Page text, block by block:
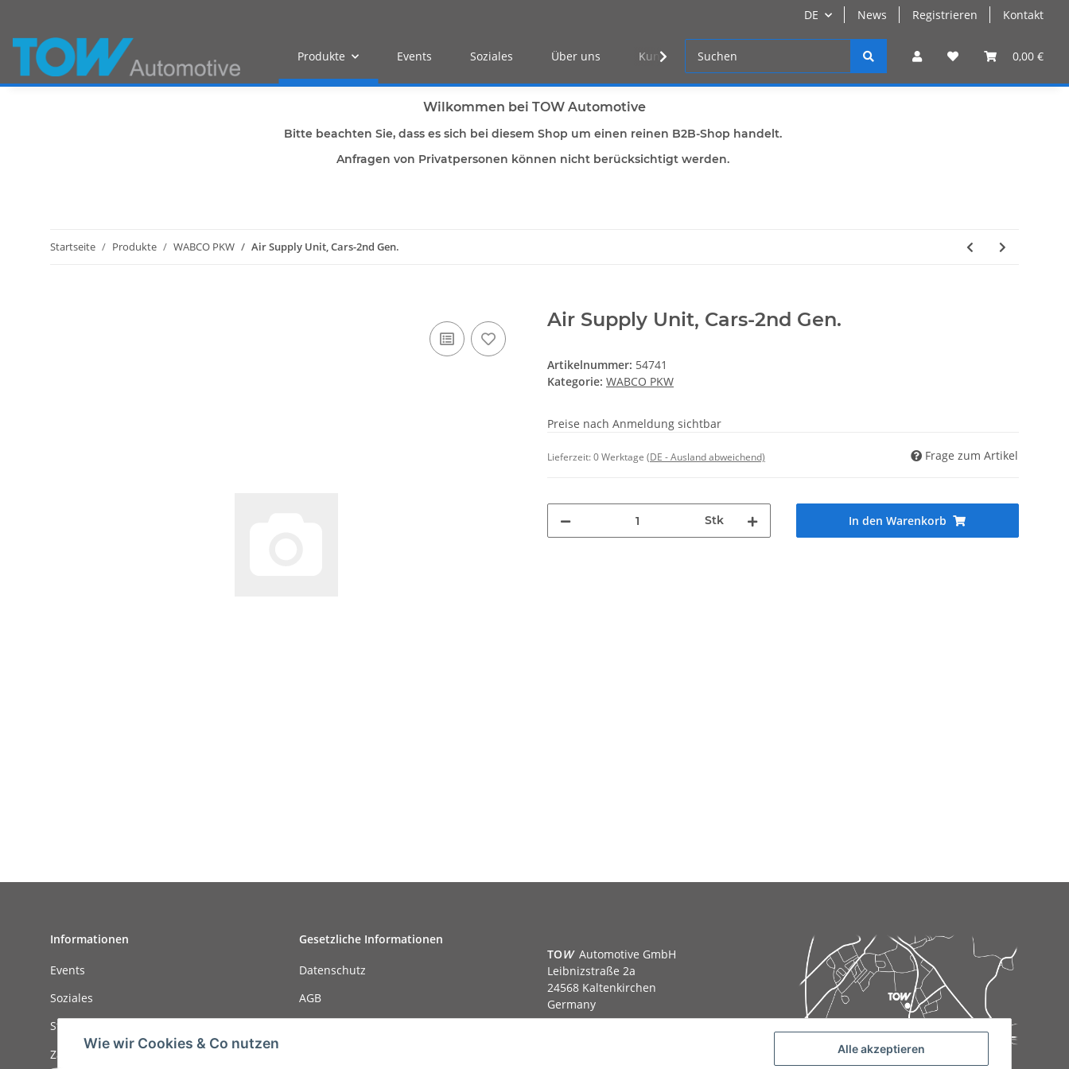
DE News Registrieren Kontakt
0,00 €
Produkte Events Soziales Über uns Kunden Log-in
Wilkommen bei TOW Automotive
Bitte beachten Sie, dass es sich bei diesem Shop um einen reinen B2B-Shop handelt.
Anfragen von Privatpersonen können nicht berücksichtigt werden.
Startseite Produkte WABCO PKW Air Supply Unit, Cars-2nd Gen.
Air Supply Unit, Cars-2nd Gen.
Artikelnummer: 54741
Kategorie: WABCO PKW
Preise nach Anmeldung sichtbar
Lieferzeit:0 Werktage (DE - Ausland abweichend) Frage zum Artikel
Stk In den Warenkorb
Informationen
Events
Soziales
Stellenanzeigen
Zahlungsmöglichkeiten
Gesetzliche Informationen
Datenschutz
AGB
TOW Automotive GmbH
Leibnizstraße 2a
24568 Kaltenkirchen
Germany
Wie wir Cookies & Co nutzen Alle akzeptieren